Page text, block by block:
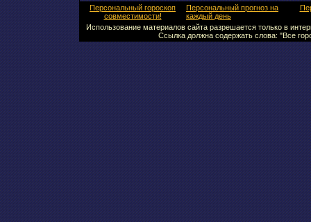
Персональный гороскоп
совместимости!
Персональный прогноз на
каждый день
Использование материалов сайта разрешается только в
Ссылка должна содержать слова: "Все